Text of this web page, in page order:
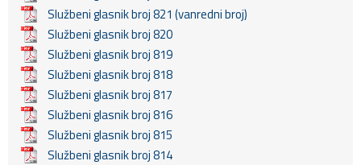
Službeni glasnik broj 821 (vanredni broj)
Službeni glasnik broj 820
Službeni glasnik broj 819
Službeni glasnik broj 818
Službeni glasnik broj 817
Službeni glasnik broj 816
Službeni glasnik broj 815
Službeni glasnik broj 814